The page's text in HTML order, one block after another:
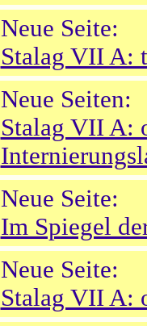
Neue Seite:
Stalag VII A:
Neue Seiten:
Stalag VII A:
Neue Seite:
Im Spiegel
Neue Seite:
Stalag VII A: